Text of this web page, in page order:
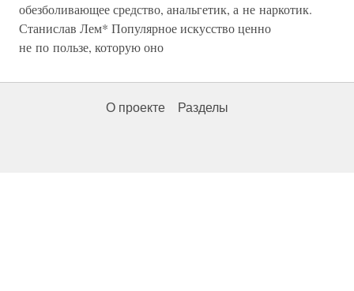
обезболивающее средство, анальгетик, а не наркотик.
Станислав Лем* Популярное искусство ценно
не по пользе, которую оно
О проекте Разделы